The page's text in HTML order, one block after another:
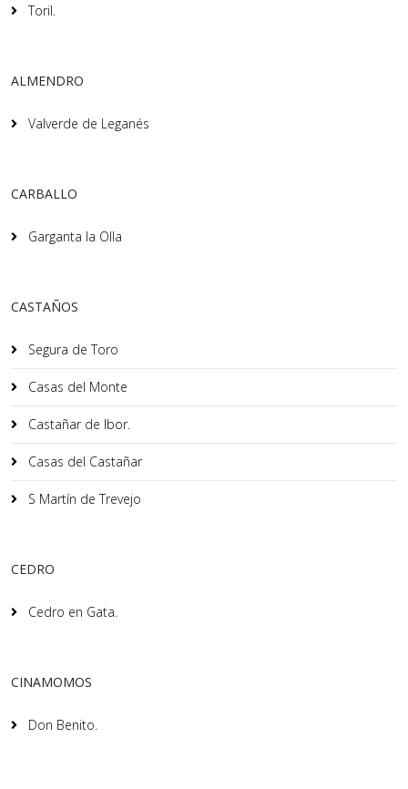
Toril.
ALMENDRO
Valverde de Leganés
CARBALLO
Garganta la Olla
CASTAÑOS
Segura de Toro
Casas del Monte
Castañar de Ibor.
Casas del Castañar
S Martín de Trevejo
CEDRO
Cedro en Gata.
CINAMOMOS
Don Benito.